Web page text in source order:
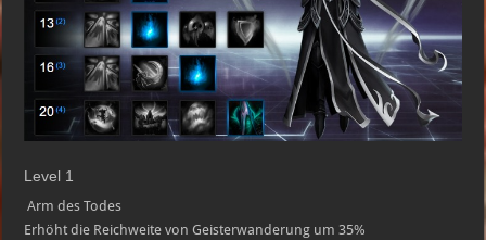
Level 1
Arm des Todes
Erhöht die Reichweite von Geisterwanderung um 35%